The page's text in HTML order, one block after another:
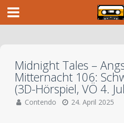
Midnight Tales –
Mitternacht 106:
(3D-Hörspiel, VÖ 4.
Contendo 24. April 2025